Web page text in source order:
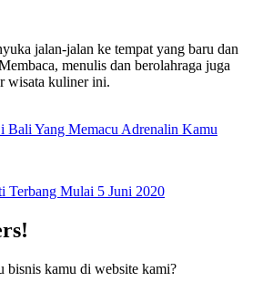
jalan-jalan ke tempat yang baru dan
menulis dan berolahraga juga
wisata kuliner ini.
Bali Yang Memacu Adrenalin Kamu
Terbang Mulai 5 Juni 2020
bisnis kamu di website kami?